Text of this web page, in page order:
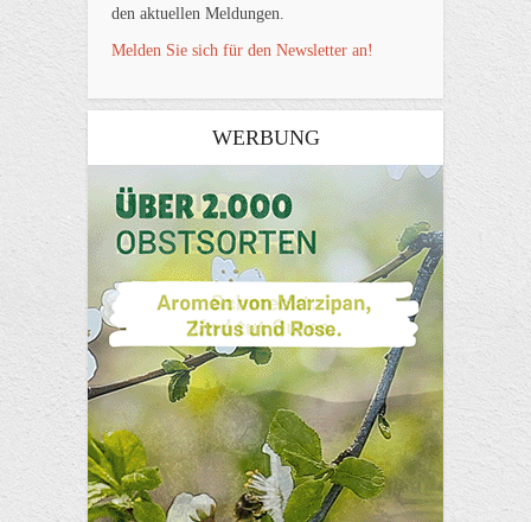
den aktuellen Meldungen.
Melden Sie sich für den Newsletter an!
WERBUNG